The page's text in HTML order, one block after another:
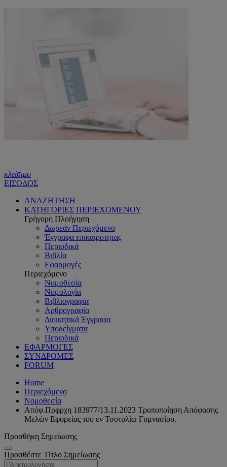
κλείσιμο
ΕΙΣΟΔΟΣ
ΑΝΑΖΗΤΗΣΗ
ΚΑΤΗΓΟΡΙΕΣ ΠΕΡΙΕΧΟΜΕΝΟΥ
Γρήγορη Πλοήγηση
Δωρεάν Περιεχόμενο
Έγγραφα επικαιρότητας
Περιοδικά
Βιβλία
Εφαρμογές
Περιεχόμενο
Νομοθεσία
Νομολογία
Βιβλιογραφία
Αρθρογραφία
Διοικητικά Έγγραφα
Υποδείγματα
Περιοδικά
ΕΦΑΡΜΟΓΕΣ
ΣΥΝΔΡΟΜΕΣ
FORUM
Home
Περιεχόμενο
Νομοθεσία
Απόφ.Πρφρχη 183977/13.11.2023 Τροποποίηση Απόφασης
Μελών Εφορείας του εν Τσοτυλίω Γυμνασίου.
Προσθήκη Σημείωσης
Προσθέστε Τίτλο Σημείωσης